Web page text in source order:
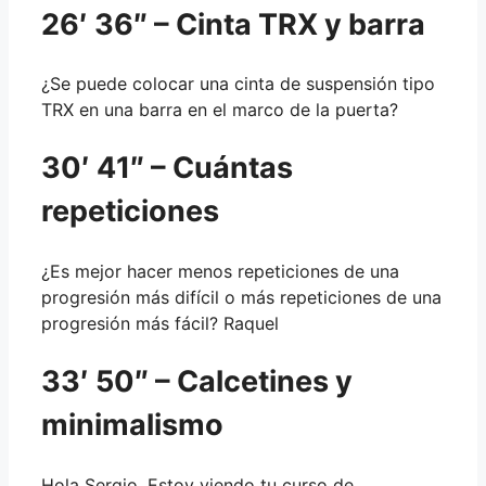
26′ 36″ – Cinta TRX y barra
¿Se puede colocar una cinta de suspensión tipo
TRX en una barra en el marco de la puerta?
30′ 41″ – Cuántas
repeticiones
¿Es mejor hacer menos repeticiones de una
progresión más difícil o más repeticiones de una
progresión más fácil? Raquel
33′ 50″ – Calcetines y
minimalismo